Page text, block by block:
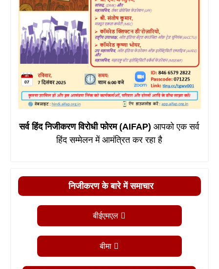
सर्व हिंद निजीकरण विरोधी फोरम (AIFAP)आपको एक सर्व
हिंद सम्मेलन में आमंत्रित कर रहा है
निजीकरण के बारे में समाचार
बीईएमएल
बीमा